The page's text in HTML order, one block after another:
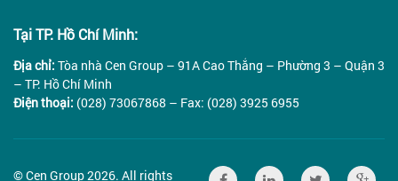
Tại TP. Hồ Chí Minh:
Địa chỉ: Tòa nhà Cen Group – 91A Cao Thắng – Phường 3 – Quận 3
– TP. Hồ Chí Minh
Điện thoại: (028) 73067868 – Fax: (028) 3925 6955
© Cen Group 2026. All rights